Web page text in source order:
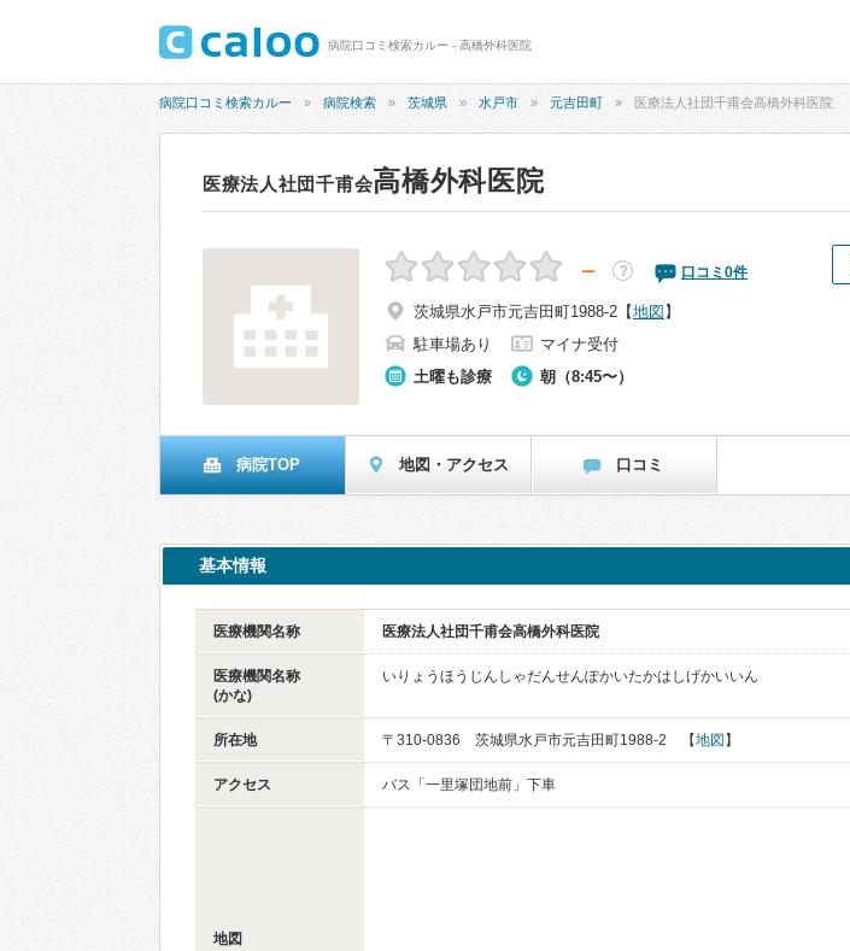
病院口コミ検索カルー - 高橋外科医院
病院口コミ検索カルー 病院検索 茨城県 水戸市 元吉田町 医療法人社団千甫会高橋外科医院
医療法人社団千甫会高橋外科医院
－ ？ 口コミ 0件
茨城県水戸市元吉田町1988-2 【地図 】
駐車場あり
マイナ受付
土曜も診療
朝（8:45〜）
病院TOP 地図・アクセス 口コミ
基本情報
医療機関名称 医療法人社団千甫会高橋外科医院
医療機関名称
(かな)
いりょうほうじんしゃだんせんぽかいたかはしげかいいん
所在地 〒310-0836 茨城県水戸市元吉田町1988-2 【地図 】
アクセス バス「一里塚団地前」下車
地図